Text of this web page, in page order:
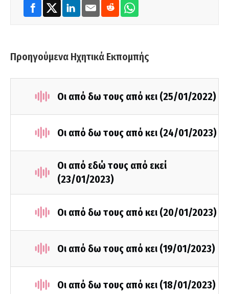
Προηγούμενα Ηχητικά Εκπομπής
Οι από δω τους από κει (25/01/2022)
Οι από δω τους από κει (24/01/2023)
Οι από εδώ τους από εκεί
(23/01/2023)
Οι από δω τους από κει (20/01/2023)
Οι από δω τους από κει (19/01/2023)
Οι από δω τους από κει (18/01/2023)